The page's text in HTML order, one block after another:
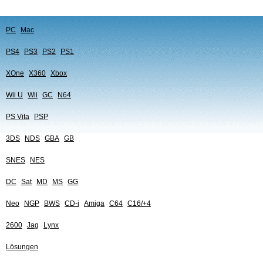
PC Mac
PS4 PS3 PS2 PS1
XOne X360 Xbox
Wii U Wii GC N64
PS Vita PSP
3DS NDS GBA GB
SNES NES
DC Sat MD MS GG
Neo NGP BWS CD-i Amiga C64 C16/+4
2600 Jag Lynx
Lösungen